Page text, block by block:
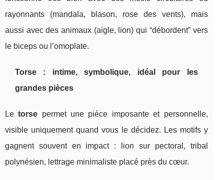
rayonnants (mandala, blason, rose des vents), mais
aussi avec des animaux (aigle, lion) qui “débordent” vers
le biceps ou l’omoplate.
Torse : intime, symbolique, idéal pour les
grandes pièces
Letorse permet une pièce imposante et personnelle,
visible uniquement quand vous le décidez. Les motifs y
gagnent souvent en impact : lion sur pectoral, tribal
polynésien, lettrage minimaliste placé près du cœur.